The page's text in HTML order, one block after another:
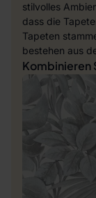
stilvolles
dass die
Tapeten
bestehen aus
Kombinieren